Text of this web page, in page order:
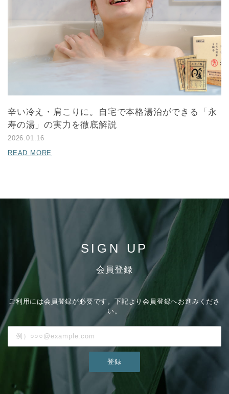
辛い冷え・肩こりに。自宅で本格湯治ができる「永
寿の湯」の実力を徹底解説
2026.01.16
READ MORE
SIGN UP
会員登録
ご利用には会員登録が必要です。下記より会員登録へお進みくださ
い。
登録